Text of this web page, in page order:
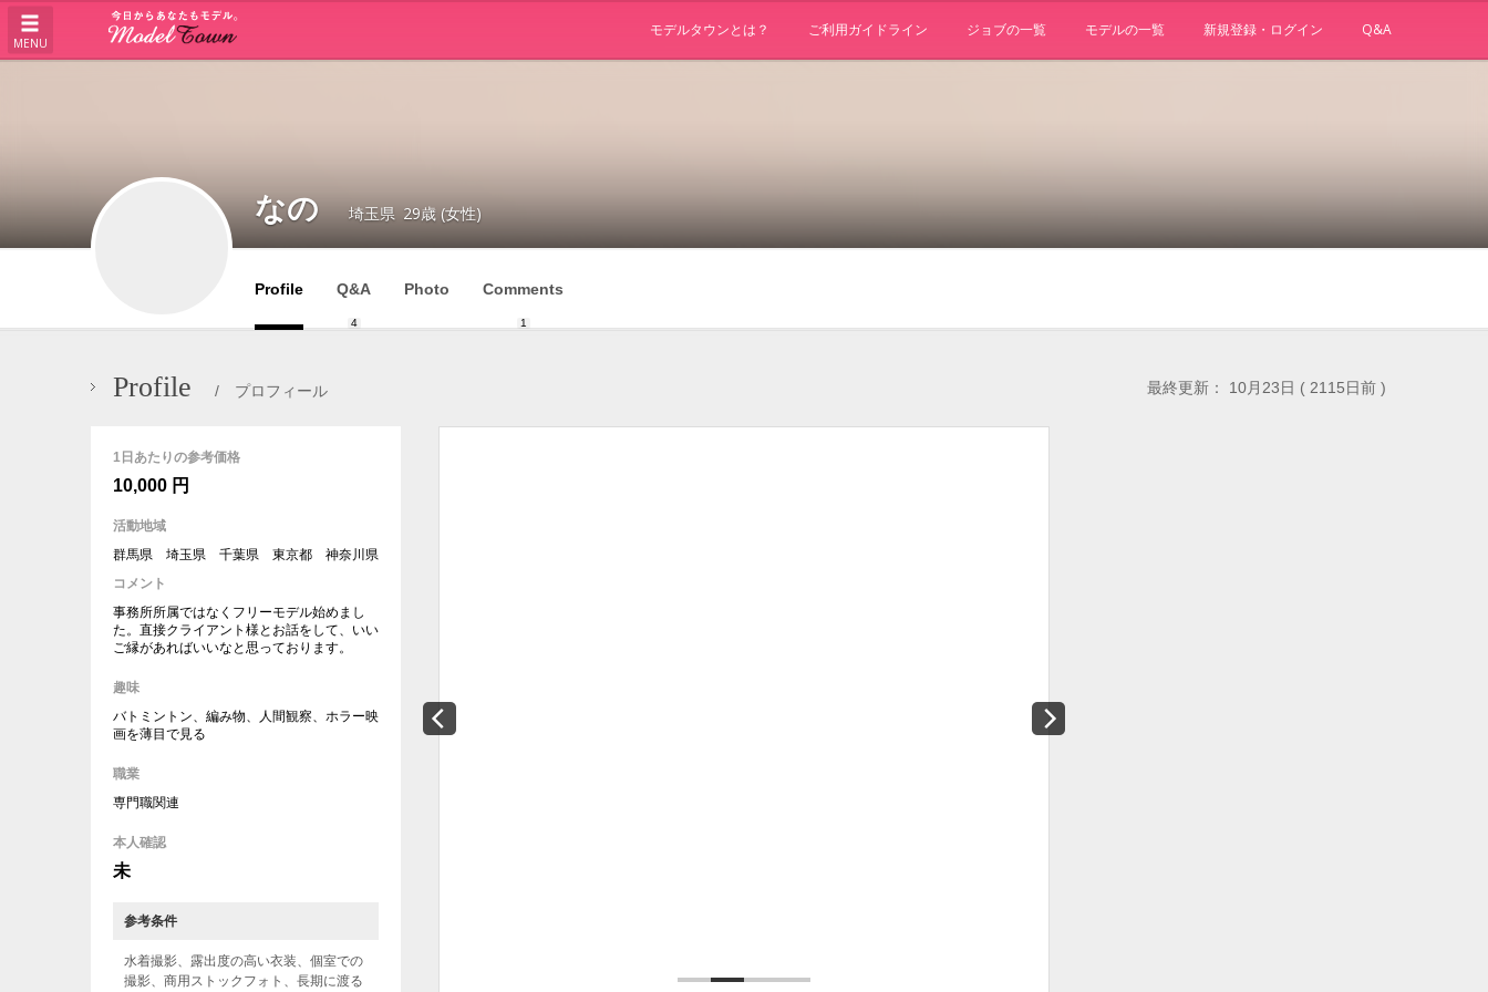
MENU
モデルタウンとは？ ご利用ガイドライン ジョブの一覧 モデルの一覧 新規登録・ログイン Q&A
なの 埼玉県 29歳 (女性)
Profile Q&A
4
Photo Comments
1
Profile / プロフィール 最終更新： 10月23日 ( 2115日前 )
1日あたりの参考価格
10,000 円
活動地域
群馬県 埼玉県 千葉県 東京都 神奈川県
コメント
事務所所属ではなくフリーモデル始めまし
た。直接クライアント様とお話をして、いい
ご縁があればいいなと思っております。
趣味
バトミントン、編み物、人間観察、ホラー映
画を薄目で見る
職業
専門職関連
本人確認
未
参考条件
水着撮影、露出度の高い衣装、個室での
撮影、商用ストックフォト、長期に渡る